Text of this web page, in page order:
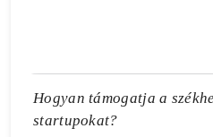
Hogyan támogatja a
startupokat?